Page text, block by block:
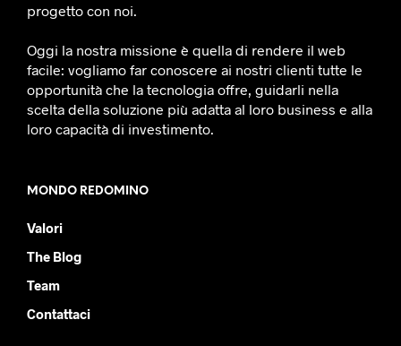
progetto con noi.
Oggi la nostra missione è quella di rendere il web
facile: vogliamo far conoscere ai nostri clienti tutte le
opportunità che la tecnologia offre, guidarli nella
scelta della soluzione più adatta al loro business e alla
loro capacità di investimento.
MONDO REDOMINO
Valori
The Blog
Team
Contattaci